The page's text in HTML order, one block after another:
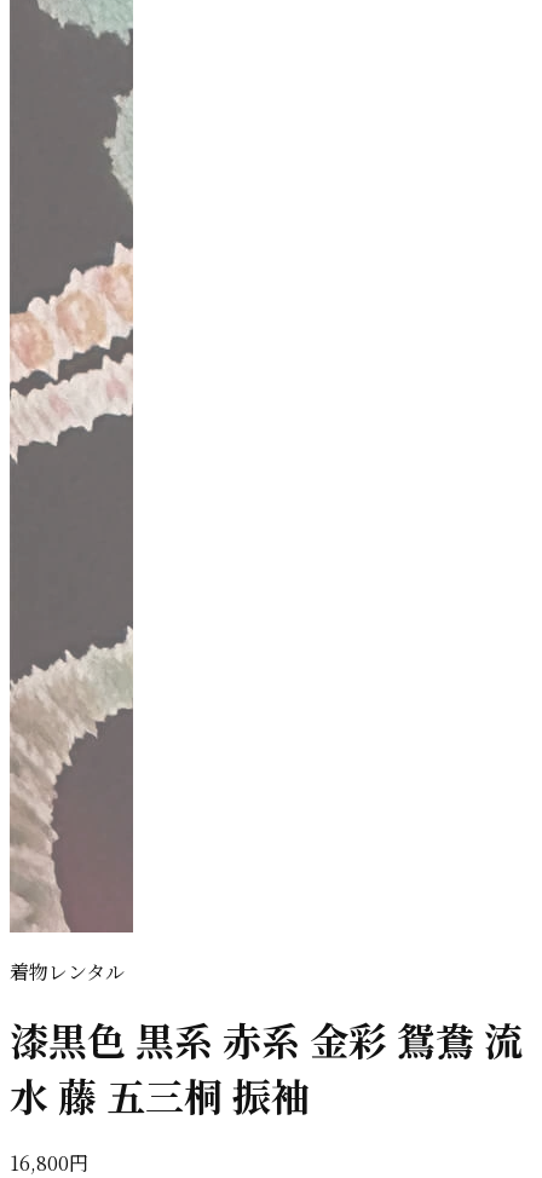
着物レンタル
漆黒色 黒系 赤系 金彩 鴛鴦 流
水 藤 五三桐 振袖
16,800円